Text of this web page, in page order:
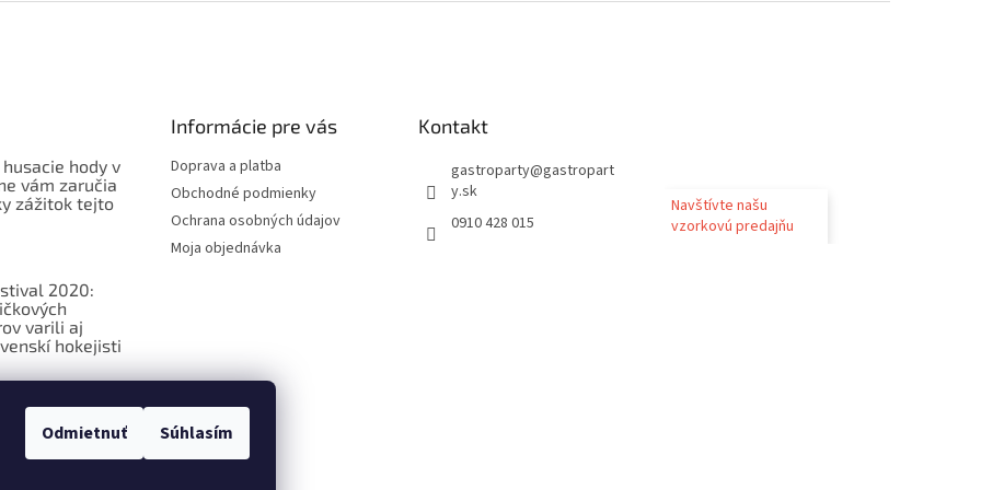
Odmietnuť Súhlasím
husacie hody v
vám zaručia
zážitok tejto
2020:
varili aj
hokejisti
o
potravinách
Informácie pre vás
Doprava a platba
Obchodné podmienky
Ochrana osobných údajov
Moja objednávka
Kontakt
gastroparty@gastropart
y.sk
0910 428 015
Navštívte našu
vzorkovú predajňu